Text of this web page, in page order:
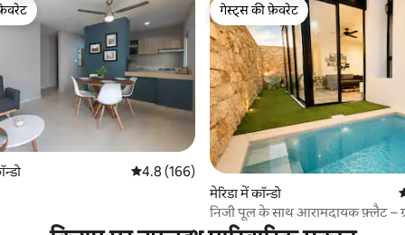
औसत रेटिंग 5 में से 4.8, 166 समीक्षाएँ
4.8 (166)
गेस्ट्स की फ़ेवरेट
गेस्ट्स की फ़ेवरेट
मेरिडा में कॉन्डो
निजी पूल के साथ आरामदायक फ़्लैट –